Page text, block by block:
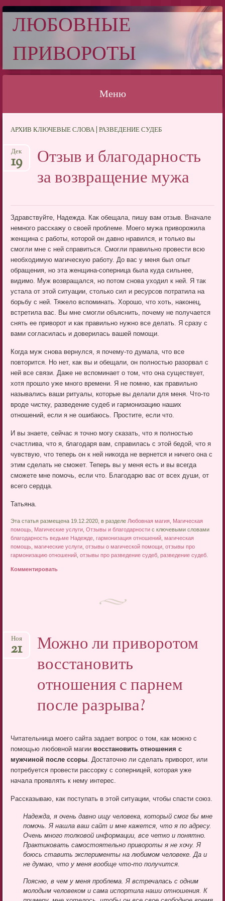
ЛЮБОВНЫЕ
ПРИВОРОТЫ
Меню
содержимому
АРХИВ КЛЮЧЕВЫЕ СЛОВА | РАЗВЕДЕНИЕ СУДЕБ
Отзыв и благодарность
за возвращение мужа
Дек
19
Здравствуйте, Надежда. Как обещала, пишу вам отзыв. Вначале
немного расскажу о своей проблеме. Моего мужа приворожила
женщина с работы, которой он давно нравился, и только вы
смогли мне с ней справиться. Смогли правильно провести всю
необходимую магическую работу. До вас у меня был опыт
обращения, но эта женщина-соперница была куда сильнее,
видимо. Муж возвращался, но потом снова уходил к ней. Я так
устала от этой ситуации, столько сил и ресурсов потратила на
борьбу с ней. Тяжело вспоминать. Хорошо, что хоть, наконец,
встретила вас. Вы мне смогли объяснить, почему не получается
снять ее приворот и как правильно нужно все делать. Я сразу с
вами согласилась и доверилась вашей помощи.
Когда муж снова вернулся, я почему-то думала, что все
повторится. Но нет, как вы и обещали, он полностью разорвал с
ней все связи. Даже не вспоминает о том, что она существует,
хотя прошло уже много времени. Я не помню, как правильно
назывались ваши ритуалы, которые вы делали для меня. Что-то
вроде чистку, разведение судеб и гармонизацию наших
отношений, если я не ошибаюсь. Простите, если что.
И вы знаете, сейчас я точно могу сказать, что я полностью
счастлива, что я, благодаря вам, справилась с этой бедой, что я
чувствую, что теперь он к ней никогда не вернется и ничего она с
этим сделать не сможет. Теперь вы у меня есть и вы всегда
сможете мне помочь, если что. Благодарю вас от всех души, от
всего сердца.
Татьяна.
Эта статья размещена 19.12.2020, в разделе Любовная магия Магическая
помощь Магические услуги ,Отзывы и благодарности с ключевыми словами
благодарность ведьме Надежде ,гармонизация отношений ,магическая
помощь ,магические услуги ,отзывы о магической помощи ,отзывы про
гармонизацию отношений ,отзывы про разведение судеб ,разведение судеб
Комментировать
Можно ли приворотом
восстановить
отношения с парнем
после разрыва?
Ноя
21
Читательница моего сайта задает вопрос о том, как можно с
помощью любовной магии восстановить отношения с
мужчиной после ссоры. Достаточно ли сделать приворот, или
потребуется провести рассорку с соперницей, которая уже
начала проявлять к нему интерес.
Рассказываю, как поступать в этой ситуации, чтобы спасти союз.
Надежда, я очень давно ищу человека, который смог бы мне
помочь. Я нашла ваш сайт и мне кажется, что я по адресу.
Очень много толковой информации, все четко и понятно.
Практиковать самостоятельно привороты я не хочу. Я
боюсь ставить эксперименты на любимом человеке. Да и
не думаю, что у меня вообще что-то получится.
Поясню, в чем у меня проблема. Я встречалась с одним
молодым человеком и сама испортила наши отношения. К